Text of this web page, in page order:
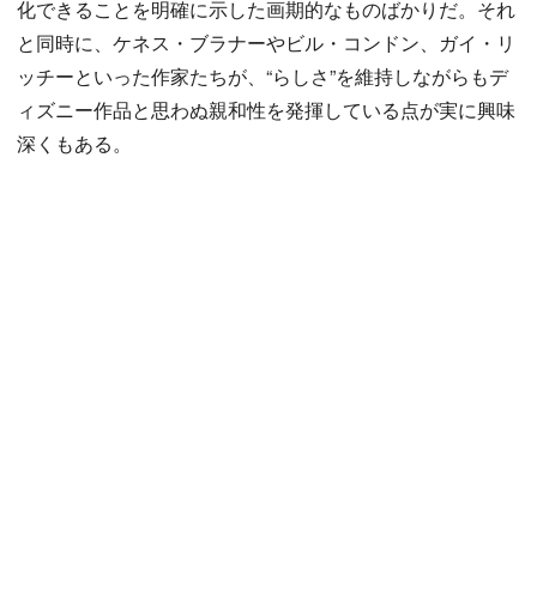
化できることを明確に示した画期的なものばかりだ。それ
と同時に、ケネス・ブラナーやビル・コンドン、ガイ・リ
ッチーといった作家たちが、“らしさ”を維持しながらもデ
ィズニー作品と思わぬ親和性を発揮している点が実に興味
深くもある。